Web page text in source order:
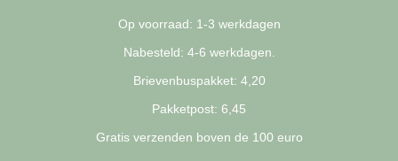
Op voorraad: 1-3 werkdagen
Nabesteld: 4-6 werkdagen.
Brievenbuspakket: 4,20
Pakketpost: 6,45
Gratis verzenden boven de 100 euro